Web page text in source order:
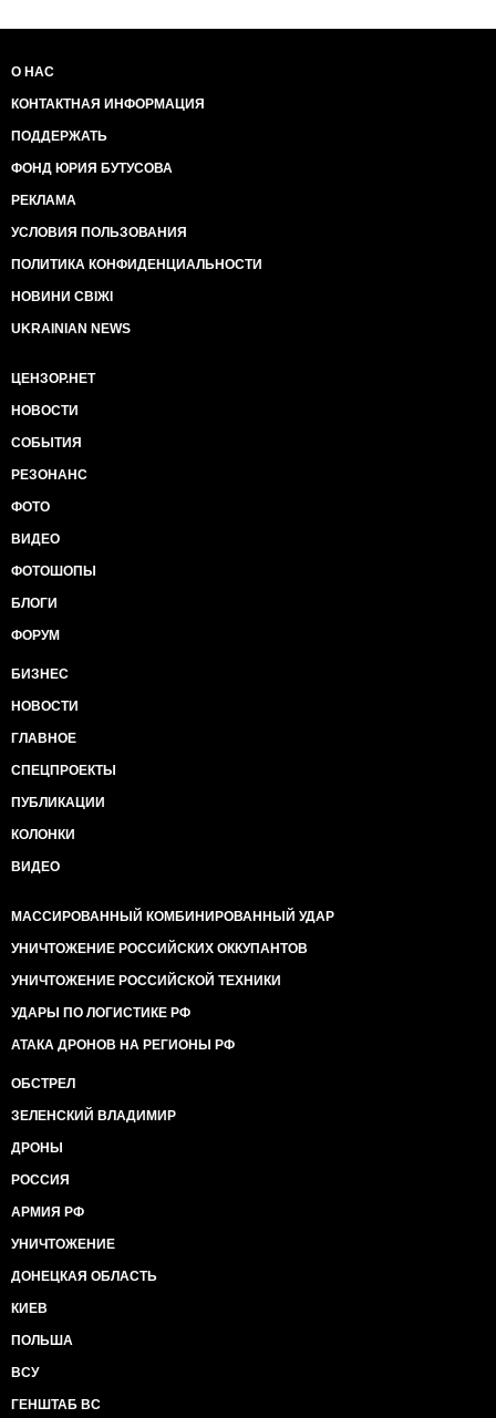
О НАС
КОНТАКТНАЯ ИНФОРМАЦИЯ
ПОДДЕРЖАТЬ
ФОНД ЮРИЯ БУТУСОВА
РЕКЛАМА
УСЛОВИЯ ПОЛЬЗОВАНИЯ
ПОЛИТИКА КОНФИДЕНЦИАЛЬНОСТИ
НОВИНИ СВІЖІ
UKRAINIAN NEWS
ЦЕНЗОР.НЕТ
НОВОСТИ
СОБЫТИЯ
РЕЗОНАНС
ФОТО
ВИДЕО
ФОТОШОПЫ
БЛОГИ
ФОРУМ
БИЗНЕС
НОВОСТИ
ГЛАВНОЕ
СПЕЦПРОЕКТЫ
ПУБЛИКАЦИИ
КОЛОНКИ
ВИДЕО
МАССИРОВАННЫЙ КОМБИНИРОВАННЫЙ УДАР
УНИЧТОЖЕНИЕ РОССИЙСКИХ ОККУПАНТОВ
УНИЧТОЖЕНИЕ РОССИЙСКОЙ ТЕХНИКИ
УДАРЫ ПО ЛОГИСТИКЕ РФ
АТАКА ДРОНОВ НА РЕГИОНЫ РФ
ОБСТРЕЛ
ЗЕЛЕНСКИЙ ВЛАДИМИР
ДРОНЫ
РОССИЯ
АРМИЯ РФ
УНИЧТОЖЕНИЕ
ДОНЕЦКАЯ ОБЛАСТЬ
КИЕВ
ПОЛЬША
ВСУ
ГЕНШТАБ ВС